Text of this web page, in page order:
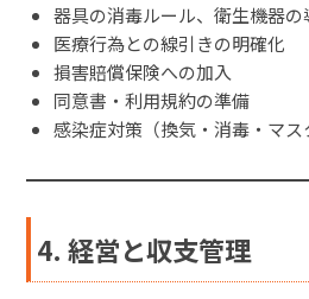
器具の消毒ルール、衛生機器の
医療行為との線引きの明確化
損害賠償保険への加入
同意書・利用規約の準備
感染症対策（換気・消毒・マス
4. 経営と収支管理